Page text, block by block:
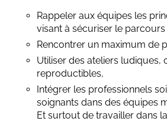
Rappeler aux équipes les
visant à sécuriser le
Rencontrer un maximum de
Utiliser des ateliers ludiques,
reproductibles,
Intégrer les professionnels
soignants dans des équipes
Et surtout de travailler dans